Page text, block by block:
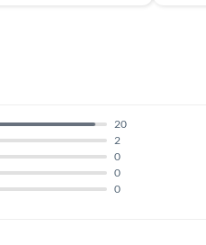
0
0
0
2
20